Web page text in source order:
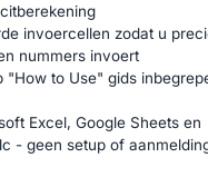
invoercellen zodat u
nummers invoert
"How to Use" gids
Excel, Google Sheets en
- geen setup of